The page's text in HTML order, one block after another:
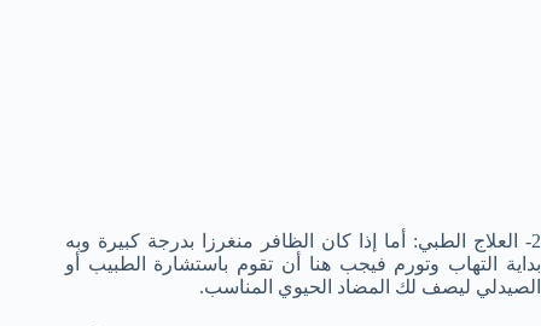
2- العلاج الطبي: أما إذا كان الظافر منغرزا بدرجة كبيرة وبه
بداية التهاب وتورم فيجب هنا أن تقوم باستشارة الطبيب أو
الصيدلي ليصف لك المضاد الحيوي المناسب.